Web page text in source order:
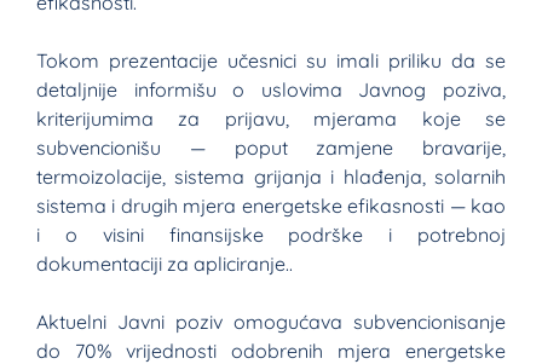
Tokom prezentacije učesnici su imali priliku da se
detaljnije informišu o uslovima Javnog poziva,
kriterijumima za prijavu, mjerama koje se
subvencionišu — poput zamjene bravarije,
termoizolacije, sistema grijanja i hlađenja, solarnih
sistema i drugih mjera energetske efikasnosti — kao
i o visini finansijske podrške i potrebnoj
dokumentaciji za apliciranje..
Aktuelni Javni poziv omogućava subvencionisanje
do 70% vrijednosti odobrenih mjera energetske